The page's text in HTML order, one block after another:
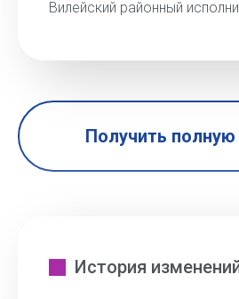
Вилейский районный
Получить
История